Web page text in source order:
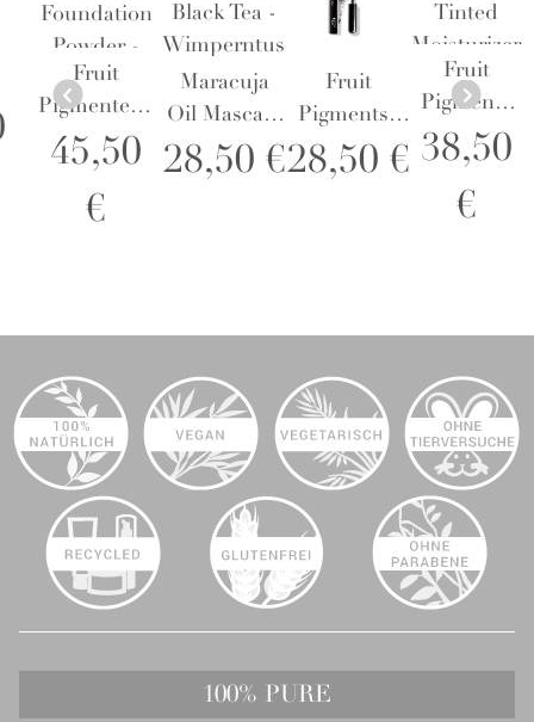
Fruit
Pigmented®
Foundation
Powder -
Creme
45,50
€
Maracuja
Oil Mascara
Black Tea -
Wimperntusche
28,50 €
Fruit
Pigments®
Ultra
Lengthening
28,50 €
Fruit
Pigments
Tinted
Moisturizer
- Getönte
38,50
€
100% PURE